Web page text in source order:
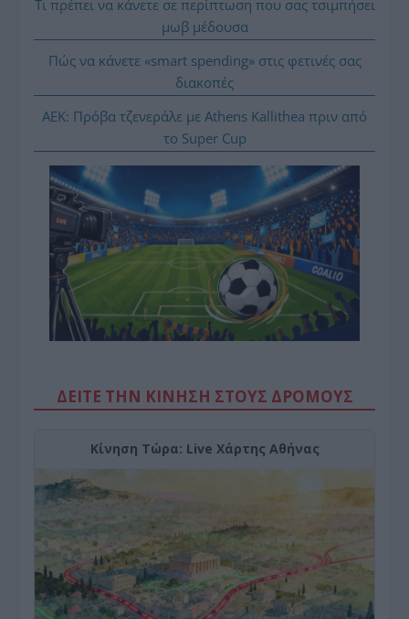
Τι πρέπει να κάνετε σε περίπτωση που σας τσιμπήσει
μωβ μέδουσα
Πώς να κάνετε «smart spending» στις φετινές σας
διακοπές
ΑΕΚ: Πρόβα τζενεράλε με Athens Kallithea πριν από
το Super Cup
ΔΕΙΤΕ ΤΗΝ ΚΙΝΗΣΗ ΣΤΟΥΣ ΔΡΌΜΟΥΣ
Κίνηση Τώρα: Live Χάρτης Αθήνας